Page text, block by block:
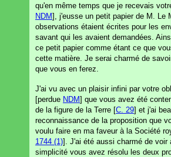
qu'en même temps que je recevais
NDM], j'eusse un petit papier de M. Le
observations étaient écrites pour les
savant qui les avaient demandées.
ce petit papier comme étant ce que
cette matière. Je serai charmé de
que vous en ferez.
J'ai vu avec un plaisir infini par votre
[perdue NDM] que vous avez été
de la figure de la Terre [C. 29] et j'ai
reconnaissance de la proposition que
voulu faire en ma faveur à la Société
1744 (1)]. J'ai été aussi charmé de voir
simplicité vous avez résolu les deux